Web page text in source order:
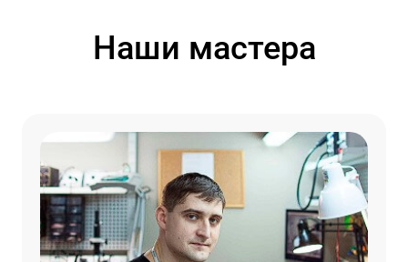
Наши мастера